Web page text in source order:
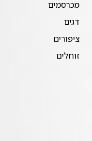
מכרסמים
דגים
ציפורים
זוחלים